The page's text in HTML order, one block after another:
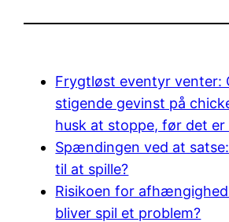
Frygtløst eventyr venter:
stigende gevinst på
husk at stoppe, før det
Spændingen ved at
til at spille?
Risikoen for
bliver spil et problem?